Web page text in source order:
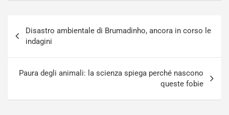
articoli
Disastro ambientale di Brumadinho, ancora in corso le
indagini
Paura degli animali: la scienza spiega perché nascono
queste fobie